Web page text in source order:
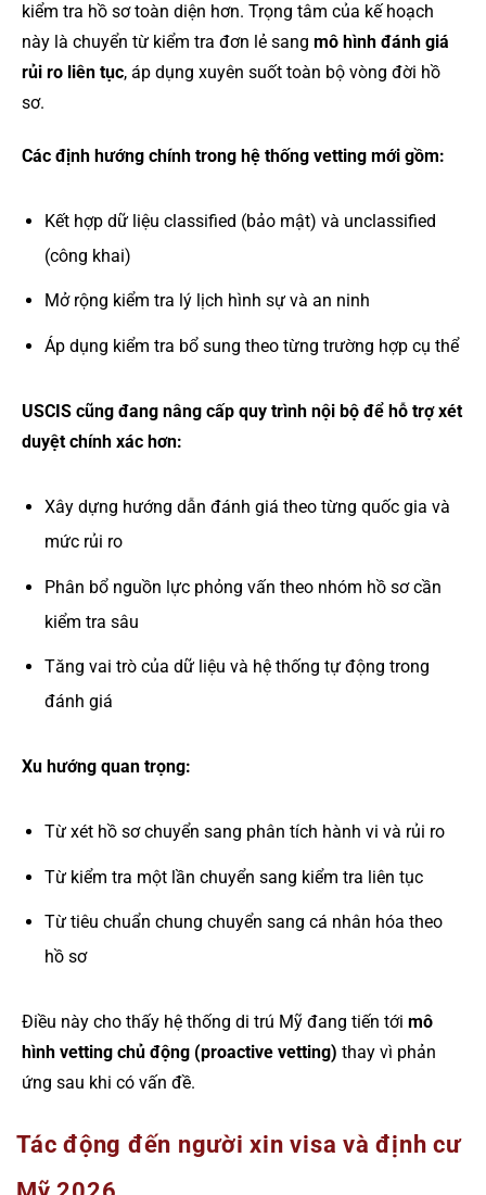
kiểm tra hồ sơ toàn diện hơn. Trọng tâm của kế hoạch
này là chuyển từ kiểm tra đơn lẻ sang mô hình đánh giá
rủi ro liên tục, áp dụng xuyên suốt toàn bộ vòng đời hồ
sơ.
Các định hướng chính trong hệ thống vetting mới gồm:
Kết hợp dữ liệu classified (bảo mật) và unclassified
(công khai)
Mở rộng kiểm tra lý lịch hình sự và an ninh
Áp dụng kiểm tra bổ sung theo từng trường hợp cụ thể
USCIS cũng đang nâng cấp quy trình nội bộ để hỗ trợ xét
duyệt chính xác hơn:
Xây dựng hướng dẫn đánh giá theo từng quốc gia và
mức rủi ro
Phân bổ nguồn lực phỏng vấn theo nhóm hồ sơ cần
kiểm tra sâu
Tăng vai trò của dữ liệu và hệ thống tự động trong
đánh giá
Xu hướng quan trọng:
Từ xét hồ sơ chuyển sang phân tích hành vi và rủi ro
Từ kiểm tra một lần chuyển sang kiểm tra liên tục
Từ tiêu chuẩn chung chuyển sang cá nhân hóa theo
hồ sơ
Điều này cho thấy hệ thống di trú Mỹ đang tiến tới mô
hình vetting chủ động (proactive vetting) thay vì phản
ứng sau khi có vấn đề.
Tác động đến người xin visa và định cư